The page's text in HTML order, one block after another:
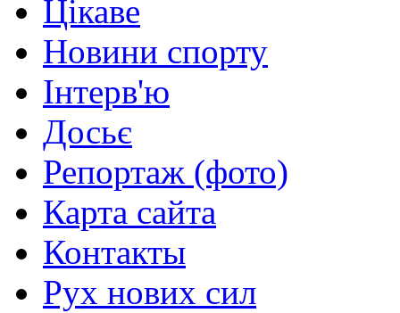
Цікаве
Новини спорту
Інтерв'ю
Досьє
Репортаж (фото)
Карта сайта
Контакты
Рух нових сил